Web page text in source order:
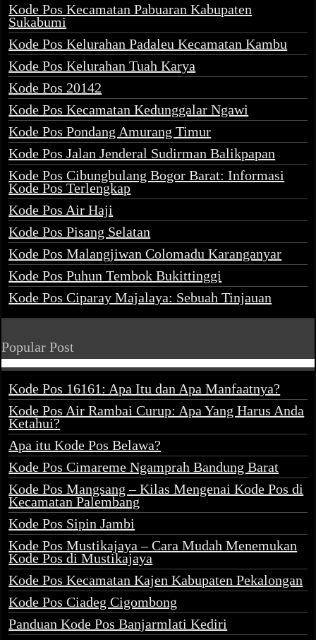
Kode Pos Kecamatan Pabuaran Kabupaten
Sukabumi
Kode Pos Kelurahan Padaleu Kecamatan Kambu
Kode Pos Kelurahan Tuah Karya
Kode Pos 20142
Kode Pos Kecamatan Kedunggalar Ngawi
Kode Pos Pondang Amurang Timur
Kode Pos Jalan Jenderal Sudirman Balikpapan
Kode Pos Cibungbulang Bogor Barat: Informasi
Kode Pos Terlengkap
Kode Pos Air Haji
Kode Pos Pisang Selatan
Kode Pos Malangjiwan Colomadu Karanganyar
Kode Pos Puhun Tembok Bukittinggi
Kode Pos Ciparay Majalaya: Sebuah Tinjauan
Popular Post
Kode Pos 16161: Apa Itu dan Apa Manfaatnya?
Kode Pos Air Rambai Curup: Apa Yang Harus Anda
Ketahui?
Apa itu Kode Pos Belawa?
Kode Pos Cimareme Ngamprah Bandung Barat
Kode Pos Mangsang – Kilas Mengenai Kode Pos di
Kecamatan Palembang
Kode Pos Sipin Jambi
Kode Pos Mustikajaya – Cara Mudah Menemukan
Kode Pos di Mustikajaya
Kode Pos Kecamatan Kajen Kabupaten Pekalongan
Kode Pos Ciadeg Cigombong
Panduan Kode Pos Banjarmlati Kediri